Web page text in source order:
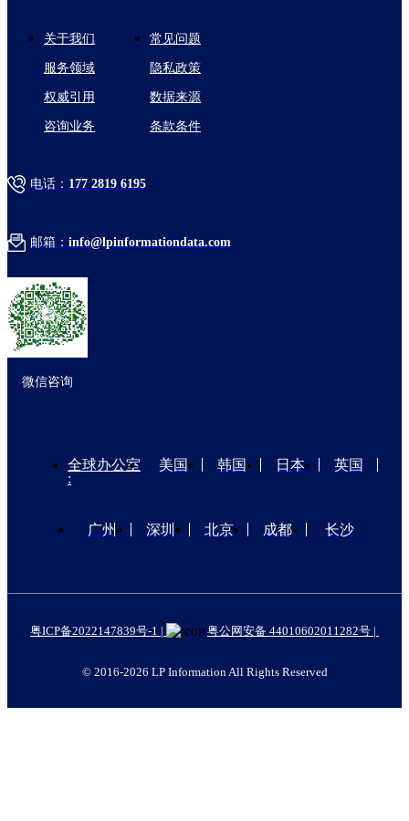
关于我们
服务领域
权威引用
咨询业务
常见问题
隐私政策
数据来源
条款条件
电话： 177 2819 6195
邮箱： info@lpinformationdata.com
微信咨询
全球办公室
:
美国 韩国 日本 英国
广州 深圳 北京 成都 长沙
粤ICP备2022147839号-1 | 粤公网安备 44010602011282号 |
© 2016-2026 LP Information All Rights Reserved